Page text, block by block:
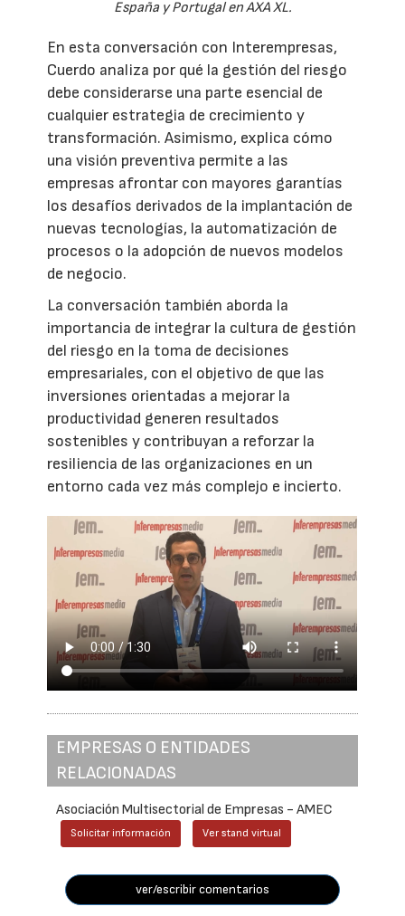
España y Portugal en AXA XL.
En esta conversación con Interempresas,
Cuerdo analiza por qué la gestión del riesgo
debe considerarse una parte esencial de
cualquier estrategia de crecimiento y
transformación. Asimismo, explica cómo
una visión preventiva permite a las
empresas afrontar con mayores garantías
los desafíos derivados de la implantación de
nuevas tecnologías, la automatización de
procesos o la adopción de nuevos modelos
de negocio.
La conversación también aborda la
importancia de integrar la cultura de gestión
del riesgo en la toma de decisiones
empresariales, con el objetivo de que las
inversiones orientadas a mejorar la
productividad generen resultados
sostenibles y contribuyan a reforzar la
resiliencia de las organizaciones en un
entorno cada vez más complejo e incierto.
EMPRESAS O ENTIDADES
RELACIONADAS
Asociación Multisectorial de Empresas - AMEC
Solicitar información Ver stand virtual
ver/escribir comentarios